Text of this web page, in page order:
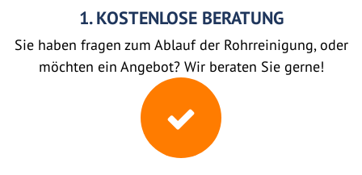
1. KOSTENLOSE BERATUNG
Sie haben fragen zum Ablauf der Rohrreinigung, oder
möchten ein Angebot? Wir beraten Sie gerne!